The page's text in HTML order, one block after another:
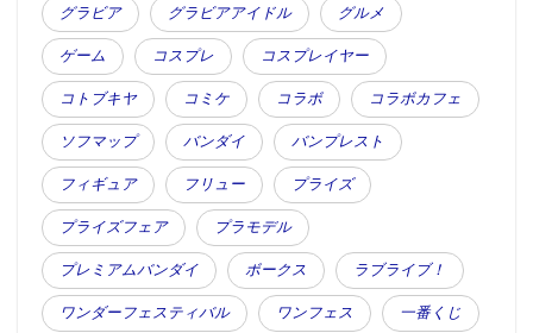
グラビア グラビアアイドル グルメ
ゲーム コスプレ コスプレイヤー
コトブキヤ コミケ コラボ コラボカフェ
ソフマップ バンダイ バンプレスト
フィギュア フリュー プライズ
プライズフェア プラモデル
プレミアムバンダイ ボークス ラブライブ！
ワンダーフェスティバル ワンフェス 一番くじ